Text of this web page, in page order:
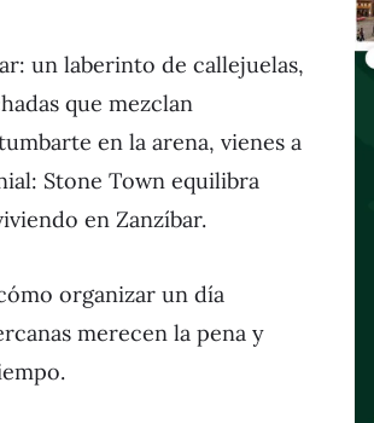
un laberinto de callejuelas,
que mezclan
en la arena, vienes a
Stone Town equilibra
en Zanzíbar.
organizar un día
merecen la pena y